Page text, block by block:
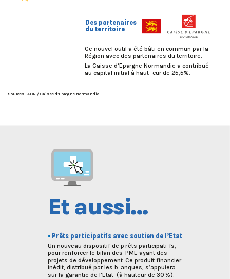
Sources : ADN / Caisse d’Epargne Normandie
Et aussi…
• Prêts participatifs avec soutien de l’Etat
Un nouveau dispositif de p rêts participati fs,
pour renforcer le bilan des PME ayant des
projets de développement. Ce produit financier
inédit, distribué par les b anques, s’appuiera
sur la garantie de l’Etat (à hauteur de 30 %).
Des partenaires
du territoire
Ce nouvel outil a été bâti en commun par la
Région avec des partenaires du territoire.
La Caisse d’Epargne Normandie a contribué
au capital initial à haut eur de 25,5%.